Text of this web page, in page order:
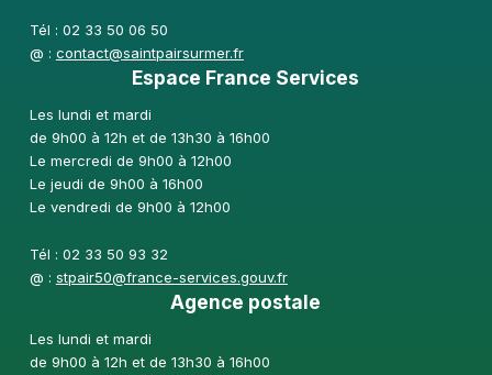
Tél : 02 33 50 06 50
@ : contact@saintpairsurmer.fr
Espace France Services
Les lundi et mardi
de 9h00 à 12h et de 13h30 à 16h00
Le mercredi de 9h00 à 12h00
Le jeudi de 9h00 à 16h00
Le vendredi de 9h00 à 12h00
Tél : 02 33 50 93 32
@ : stpair50@france-services.gouv.fr
Agence postale
Les lundi et mardi
de 9h00 à 12h et de 13h30 à 16h00